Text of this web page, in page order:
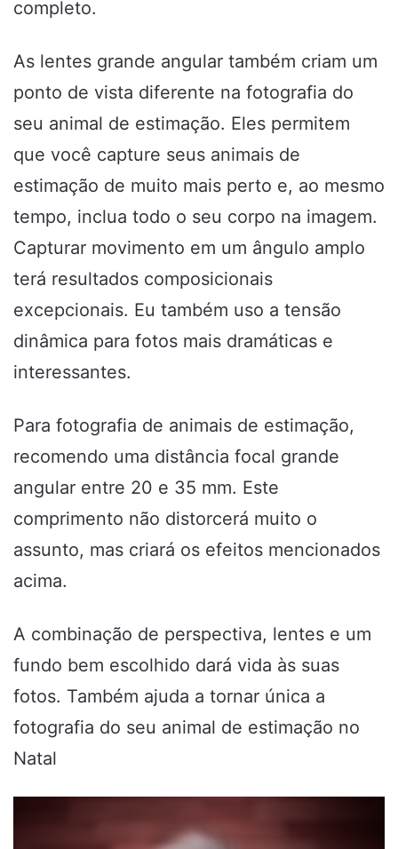
completo.
As lentes grande angular também criam um
ponto de vista diferente na fotografia do
seu animal de estimação. Eles permitem
que você capture seus animais de
estimação de muito mais perto e, ao mesmo
tempo, inclua todo o seu corpo na imagem.
Capturar movimento em um ângulo amplo
terá resultados composicionais
excepcionais. Eu também uso a tensão
dinâmica para fotos mais dramáticas e
interessantes.
Para fotografia de animais de estimação,
recomendo uma distância focal grande
angular entre 20 e 35 mm. Este
comprimento não distorcerá muito o
assunto, mas criará os efeitos mencionados
acima.
A combinação de perspectiva, lentes e um
fundo bem escolhido dará vida às suas
fotos. Também ajuda a tornar única a
fotografia do seu animal de estimação no
Natal